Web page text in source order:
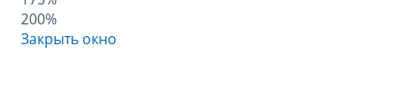
200%
Закрыть окно